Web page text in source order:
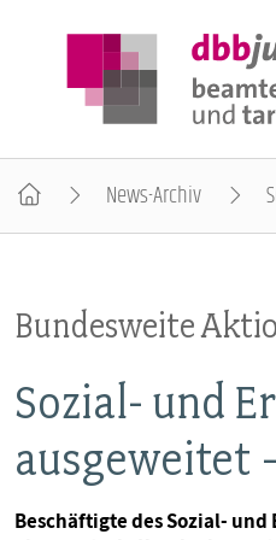
POSITIONEN
INTERNATIONALES
News-Archiv
Bundesweite
Sozial- und
ausgeweitet
Beschäftigte des Sozial-